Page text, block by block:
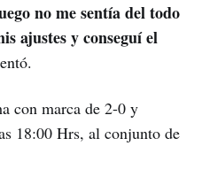
no me sentía del todo
ajustes y conseguí el
con marca de 2-0 y
18:00 Hrs, al conjunto de